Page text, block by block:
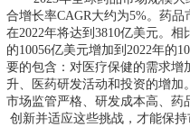
合增长率CAGR大约为5%。药
在2022年将达到3810亿美元。
的10056亿美元增加到2022年的
要的包含：对医疗保健的需求增
升、医药研发活动和投资的增加
市场监管严格、研发成本高、药
创新并适应这些挑战，才能保